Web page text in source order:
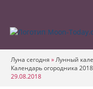
Луна сегодня »Лунный
Календарь огородника 2018
29.08.2018